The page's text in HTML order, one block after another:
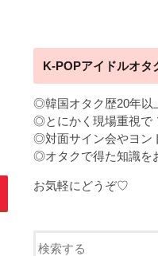
K-POPアイドルオタ
◎韓国オタク歴20年以
◎とにかく現場重視で
◎対面サイン会やヨン
◎オタクで得た知識を
お気軽にどうぞ♡